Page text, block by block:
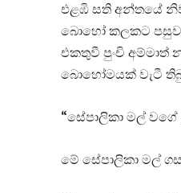
එළඹි සති අන්තයේ
බොහෝ කලකට
එකතුවී පුංචි අම්මාත්
බොහෝමයක් වැටී
“සේපාලිකා මල්
මේ සේපාලිකා මල්